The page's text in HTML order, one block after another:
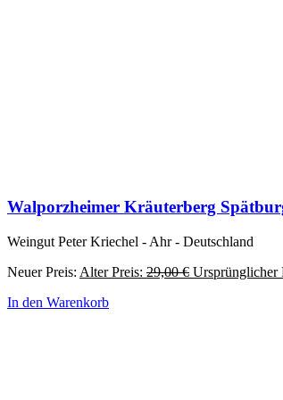
Walporzheimer Kräuterberg
Weingut Peter Kriechel - Ahr - Deutschland
Neuer Preis: Alter Preis: 29,00€ Ursprünglicher
In den Warenkorb